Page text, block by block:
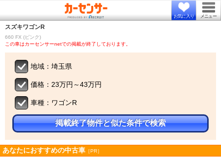
お気に入り メニュー
スズキワゴンR
660 FX (ピンク)
この車はカーセンサーnetでの掲載が終了しております。
地域：埼玉県
価格：23万円～43万円
車種：ワゴンR
掲載終了物件と似た条件で検索
あなたにおすすめの中古車 ［PR］